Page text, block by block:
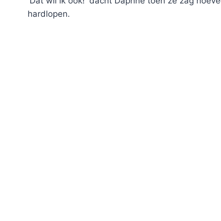
hardlopen.